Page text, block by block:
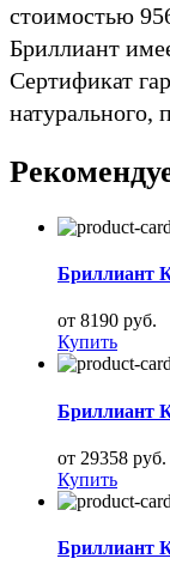
стоимостью
Бриллиант
Сертификат
натурального,
Бриллиант
от 8190 руб.
Купить
Бриллиант
от 29358 руб.
Купить
Бриллиант